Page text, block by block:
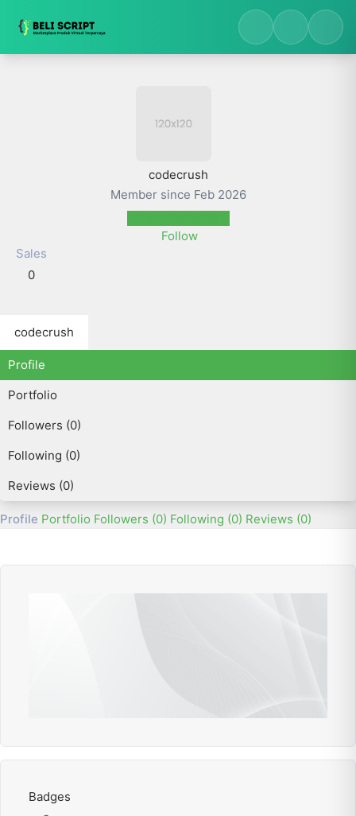
codecrush
Member since Feb 2026
Follow
Sales
0
codecrush
Profile
Portfolio
Followers (0)
Following (0)
Reviews (0)
Profile Portfolio Followers (0) Following (0) Reviews (0)
Badges